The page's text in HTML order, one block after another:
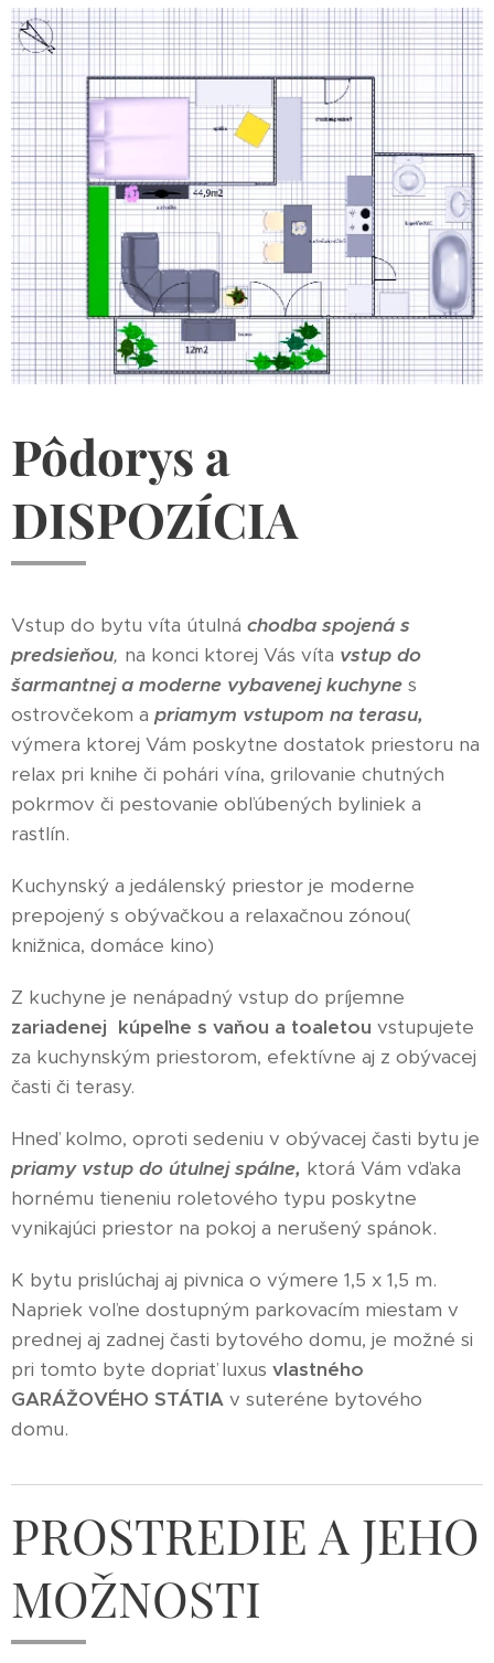
Pôdorys a
DISPOZÍCIA
Vstup do bytu víta útulná chodba spojená s
predsieňou, na konci ktorej Vás víta vstup do
šarmantnej a moderne vybavenej kuchyne s
ostrovčekom a priamym vstupom na terasu,
výmera ktorej Vám poskytne dostatok priestoru na
relax pri knihe či pohári vína, grilovanie chutných
pokrmov či pestovanie obľúbených byliniek a
rastlín.
Kuchynský a jedálenský priestor je moderne
prepojený s obývačkou a relaxačnou zónou(
knižnica, domáce kino)
Z kuchyne je nenápadný vstup do príjemne
zariadenej kúpeľne s vaňou a toaletou vstupujete
za kuchynským priestorom, efektívne aj z obývacej
časti či terasy.
Hneď kolmo, oproti sedeniu v obývacej časti bytu je
priamy vstup do útulnej spálne, ktorá Vám vďaka
hornému tieneniu roletového typu poskytne
vynikajúci priestor na pokoj a nerušený spánok.
K bytu prislúchaj aj pivnica o výmere 1,5 x 1,5 m.
Napriek voľne dostupným parkovacím miestam v
prednej aj zadnej časti bytového domu, je možné si
pri tomto byte dopriať luxus vlastného
GARÁŽOVÉHO STÁTIA v suteréne bytového
domu.
PROSTREDIE A JEHO
MOŽNOSTI